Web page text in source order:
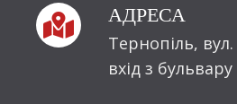
 АДРЕСА
Тернопіль,
вхід з